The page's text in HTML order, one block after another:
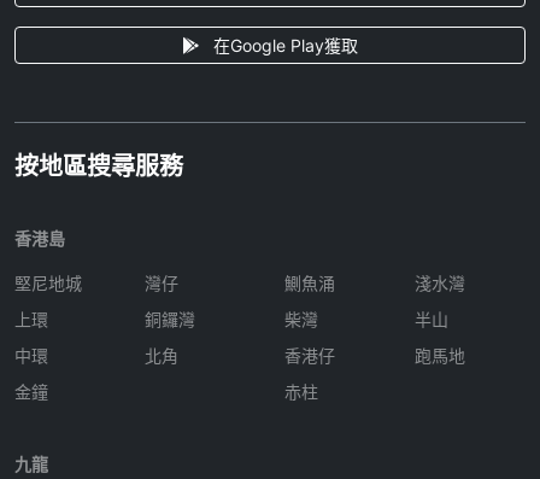
在Google Play獲取
按地區搜尋服務
香港島
堅尼地城
上環
中環
金鐘
灣仔
銅鑼灣
北角
鰂魚涌
柴灣
香港仔
赤柱
淺水灣
半山
跑馬地
九龍